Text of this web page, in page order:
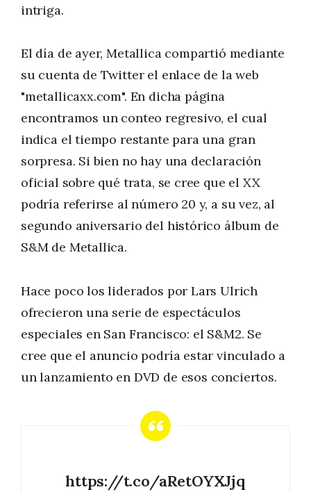
intriga.
El día de ayer, Metallica compartió mediante
su cuenta de Twitter el enlace de la web
"metallicaxx.com". En dicha página
encontramos un conteo regresivo, el cual
indica el tiempo restante para una gran
sorpresa. Si bien no hay una declaración
oficial sobre qué trata, se cree que el XX
podría referirse al número 20 y, a su vez, al
segundo aniversario del histórico álbum de
S&M de Metallica.
Hace poco los liderados por Lars Ulrich
ofrecieron una serie de espectáculos
especiales en San Francisco: el S&M2. Se
cree que el anuncio podría estar vinculado a
un lanzamiento en DVD de esos conciertos.
https://t.co/aRetOYXJjq